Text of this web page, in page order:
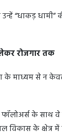
उन्हें “धाकड़
रोजगार तक
के माध्यम से न
के साथ वे
विकास के क्षेत्र